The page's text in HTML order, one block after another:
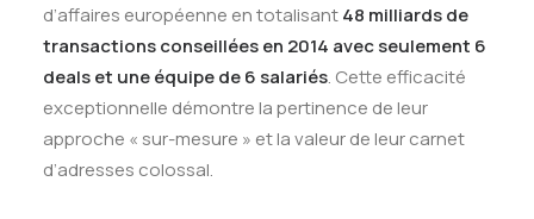
d’affaires européenne en totalisant48 milliards de
transactions conseillées en 2014 avec seulement 6
deals et une équipe de 6 salariés. Cette efficacité
exceptionnelle démontre la pertinence de leur
approche « sur-mesure » et la valeur de leur carnet
d’adresses colossal.